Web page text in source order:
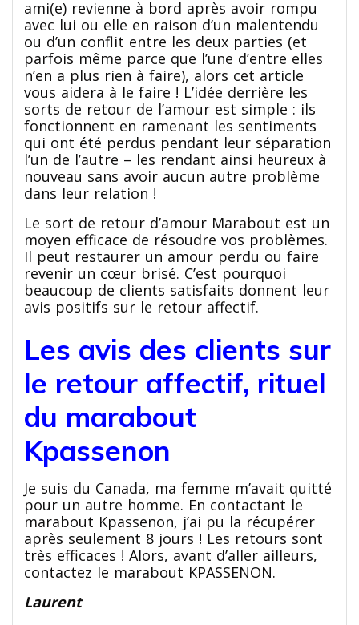
ami(e) revienne à bord après avoir rompu
avec lui ou elle en raison d’un malentendu
ou d’un conflit entre les deux parties (et
parfois même parce que l’une d’entre elles
n’en a plus rien à faire), alors cet article
vous aidera à le faire ! L’idée derrière les
sorts de retour de l’amour est simple : ils
fonctionnent en ramenant les sentiments
qui ont été perdus pendant leur séparation
l’un de l’autre – les rendant ainsi heureux à
nouveau sans avoir aucun autre problème
dans leur relation !
Le sort de retour d’amour Marabout est un
moyen efficace de résoudre vos problèmes.
Il peut restaurer un amour perdu ou faire
revenir un cœur brisé. C’est pourquoi
beaucoup de clients satisfaits donnent leur
avis positifs sur le retour affectif.
Les avis des clients sur
le retour affectif, rituel
du marabout
Kpassenon
Je suis du Canada, ma femme m’avait quitté
pour un autre homme. En contactant le
marabout Kpassenon, j’ai pu la récupérer
après seulement 8 jours ! Les retours sont
très efficaces ! Alors, avant d’aller ailleurs,
contactez le marabout KPASSENON.
Laurent